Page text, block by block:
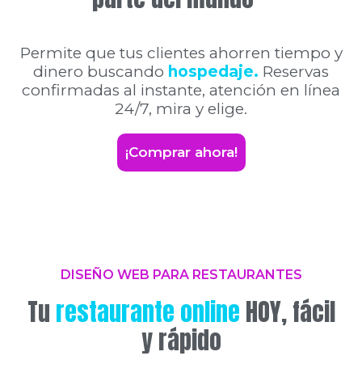
Permite que tus clientes ahorren tiempo y
dinero buscando hospedaje. Reservas
confirmadas al instante, atención en línea
24/7, mira y elige.
¡Comprar ahora!
DISEÑO WEB PARA RESTAURANTES
Tu restaurante online HOY, fácil
y rápido